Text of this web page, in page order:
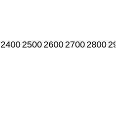
24002500260027002800